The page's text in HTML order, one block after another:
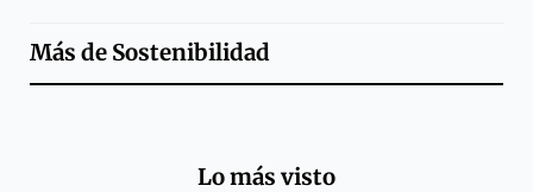
Más de Sostenibilidad
Lo más visto